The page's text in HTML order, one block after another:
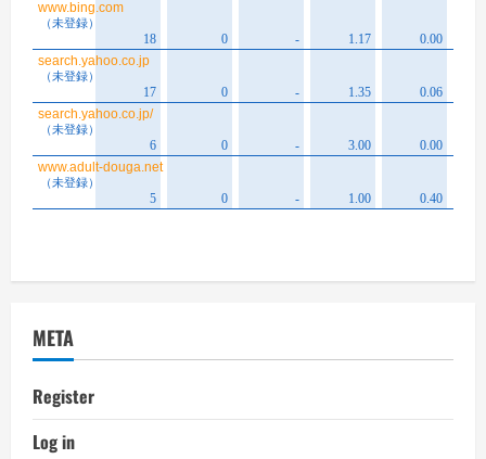
META
Register
Log in